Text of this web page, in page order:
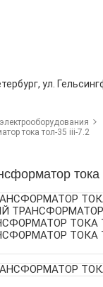
ул.
тока тол-35 iii-7.2
тока